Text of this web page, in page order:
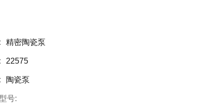
精密陶瓷泵
22575
陶瓷泵
号: